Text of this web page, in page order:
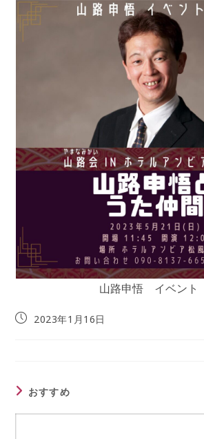
山路申悟 イベント
投
2023年1月16日
おすすめ